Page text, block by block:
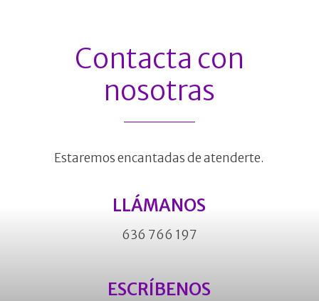
Contacta con
nosotras
Estaremos encantadas de atenderte.
LLÁMANOS
636 766 197
ESCRÍBENOS